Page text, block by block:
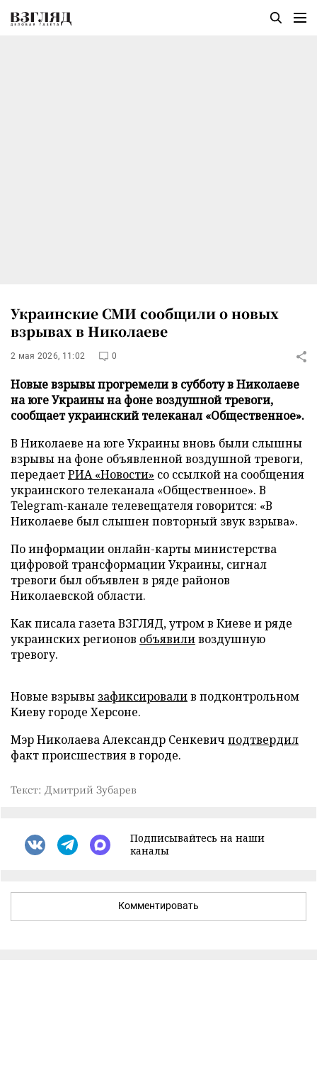
Украинские СМИ сообщили о новых
взрывах в Николаеве
2 мая 2026, 11:02 0
Новые взрывы прогремели в субботу в Николаеве
на юге Украины на фоне воздушной тревоги,
сообщает украинский телеканал «Общественное».
В Николаеве на юге Украины вновь были слышны
взрывы на фоне объявленной воздушной тревоги,
передаетРИА «Новости» со ссылкой на сообщения
украинского телеканала «Общественное». В
Telegram-канале телевещателя говорится: «В
Николаеве был слышен повторный звук взрыва».
По информации онлайн-карты министерства
цифровой трансформации Украины, сигнал
тревоги был объявлен в ряде районов
Николаевской области.
Как писала газета ВЗГЛЯД, утром в Киеве и ряде
украинских регионов объявиливоздушную
тревогу.
Новые взрывы зафиксировалив подконтрольном
Киеву городе Херсоне.
Мэр Николаева Александр Сенкевич подтвердил
факт происшествия в городе.
Текст: Дмитрий Зубарев
Подписывайтесь на наши
каналы
Комментировать